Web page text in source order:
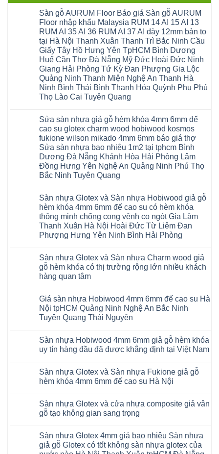
Sàn gỗ AURUM Floor Báo giá Sàn gỗ AURUM
Floor nhập khẩu Malaysia RUM 14 AI 15 AI 13
RUM AI 35 AI 36 RUM AI 37 AI dày 12mm bản to
tại Hà Nội Thanh Xuân Thanh Trì Bắc Ninh Cầu
Giấy Tây Hồ Hưng Yên TpHCM Bình Dương
Huế Cần Thơ Đà Nẵng Mỹ Đức Hoài Đức Ninh
Giang Hải Phòng Tứ Kỳ Đan Phượng Gia Lộc
Quảng Ninh Thanh Miện Nghệ An Thanh Hà
Ninh Bình Thái Bình Thanh Hóa Quỳnh Phụ Phú
Thọ Lào Cai Tuyên Quang
bình
luận
ở
Sàn
gỗ
AURUM
Floor
Báo
giá
Sàn
Floor
nhập
khẩu
Malaysia
14
AI
RUM
AI
35
AI
AI
37
AI
dày
12mm
to
tại
Hà
Nội
Xuân
Thanh
Trì
Cầu
Giấy
Tây
Hồ
Yên
TpHCM
Bình
Dương
Sửa sàn nhựa giả gỗ hèm khóa 4mm 6mm đế
cao su glotex charm wood hobiwood kosmos
fukione wilson mikado 4mm 6mm báo giá thợ
Sửa sàn nhựa bao nhiêu 1m2 tại tphcm Bình
Dương Đà Nẵng Khánh Hòa Hải Phòng Lâm
Đồng Hưng Yên Nghệ An Quảng Ninh Phú Thọ
Bắc Ninh Tuyên Quang
bình
luận
ở
Sửa
sàn
nhựa
giả
khóa
4mm
6mm
đế
cao
charm
wood
hobiwood
kosmos
mikado
4mm
6mm
thợ
Sửa
sàn
nhiêu
1m2
tại
Dương
Đà
Nẵng
Khánh
Sàn nhựa Glotex và Sàn nhựa Hobiwood giả gỗ
hèm khóa 4mm 6mm đế cao su có hèm khóa
thông minh chống cong vênh co ngót Gia Lâm
Thanh Xuân Hà Nội Hoài Đức Từ Liêm Đan
Phượng Hưng Yên Ninh Bình Hải Phòng
bình
luận
ở
Sàn
và
Sàn
nhựa
Hobiwood
giả
khóa
4mm
6mm
su
có
hèm
minh
chống
cong
ngót
Gia
Lâm
Sàn nhựa Glotex và Sàn nhựa Charm wood giả
gỗ hèm khóa có thị trường rộng lớn nhiều khách
hàng quan tâm
bình
luận
ở
Sàn
và
Sàn
nhựa
giả
gỗ
hèm
thị
trường
rộng
khách
hàng
quan
tâm
Giá sàn nhựa Hobiwood 4mm 6mm đế cao su Hà
Nội tpHCM Quảng Ninh Nghệ An Bắc Ninh
Tuyên Quang Thái Nguyên
bình
luận
ở
nhựa
Hobiwood
4mm
cao
Hà
Quảng
Ninh
Nghệ
Sàn nhựa Hobiwood 4mm 6mm giả gỗ hèm khóa
uy tín hàng đầu đã được khẳng định tại Việt Nam
bình
luận
ở
Hobiwood
4mm
6mm
hèm
khóa
uy
Sàn nhựa Glotex và Sàn nhựa Fukione giả gỗ
hèm khóa 4mm 6mm đế cao su Hà Nội
bình
luận
ở
Glotex
Sàn
Sàn nhựa Glotex và cửa nhựa composite giả vân
gỗ tạo không gian sang trọng
bình
luận
ở
Sàn nhựa Glotex 4mm giá bao nhiêu Sàn nhựa
giả gỗ Glotex có tốt không sàn nhựa glotex của